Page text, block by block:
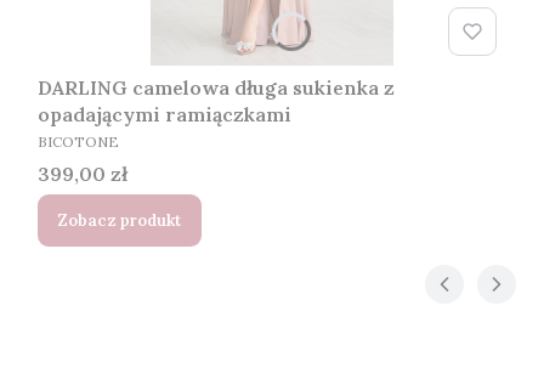
DARLING camelowa długa sukienka z
opadającymi ramiączkami
PRODUCENT
BICOTONE
Cena
399,00 zł
Zobacz produkt